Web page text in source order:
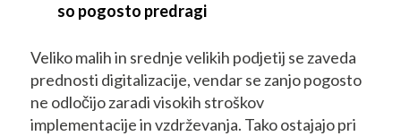
so pogosto predragi
Veliko malih in srednje velikih podjetij se zaveda
prednosti digitalizacije, vendar se zanjo pogosto
ne odločijo zaradi visokih stroškov
implementacije in vzdrževanja. Tako ostajajo pri